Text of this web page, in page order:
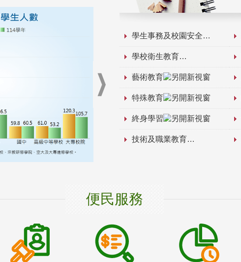
學生事務及校園安全
學校衛生教育
藝術教育
特殊教育
終身學習
技術及職業教育
便民服務